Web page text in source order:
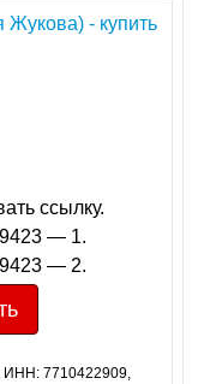
Жукова) - купить
ссылку.
— 1.
— 2.
7710422909,